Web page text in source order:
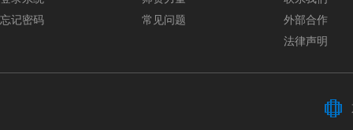
忘记密码
常见问题
外部合作
法律声明